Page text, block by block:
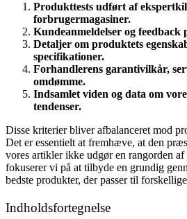
Produkttests udført af
forbrugermagasiner.
Kundeanmeldelser og feedback
Detaljer om produktets
specifikationer.
Forhandlerens garantivilkår,
omdømme.
Indsamlet viden og data om
tendenser.
Disse kriterier bliver afbalanceret mod
Det er essentielt at fremhæve, at den
vores artikler ikke udgør en rangorden
fokuserer vi på at tilbyde en grundig
bedste produkter, der passer til
Indholdsfortegnelse